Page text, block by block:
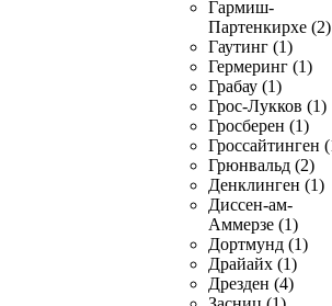
Гармиш-
Партенкирхе (2)
Гаутинг (1)
Гермеринг (1)
Грабау (1)
Грос-Лукков (1)
Гросберен (1)
Гроссайтинген
Грюнвальд (2)
Денклинген (1)
Диссен-ам-
Аммерзе (1)
Дортмунд (1)
Драйайх (1)
Дрезден (4)